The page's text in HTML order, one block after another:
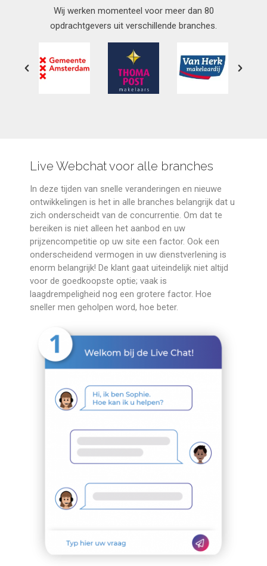
Wij werken momenteel voor meer dan 80
opdrachtgevers uit verschillende branches.
Live Webchat voor alle branches
In deze tijden van snelle veranderingen en nieuwe
ontwikkelingen is het in alle branches belangrijk dat u
zich onderscheidt van de concurrentie. Om dat te
bereiken is niet alleen het aanbod en uw
prijzencompetitie op uw site een factor. Ook een
onderscheidend vermogen in uw dienstverlening is
enorm belangrijk! De klant gaat uiteindelijk niet altijd
voor de goedkoopste optie; vaak is
laagdrempeligheid nog een grotere factor. Hoe
sneller men geholpen word, hoe beter.